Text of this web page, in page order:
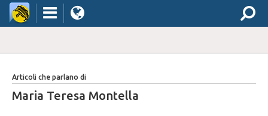
Articoli che parlano di
Maria Teresa Montella